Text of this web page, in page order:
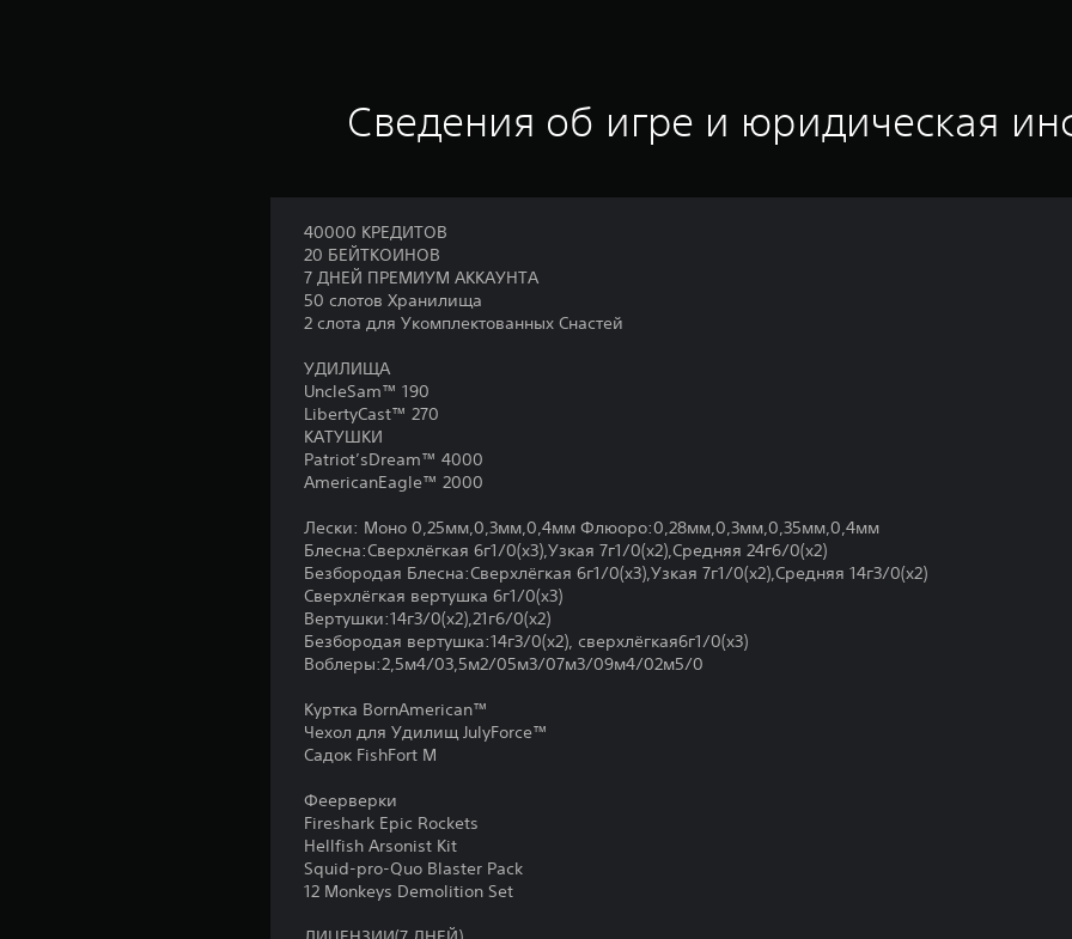
Сведения об игре и юридическая
40000 КРЕДИТОВ
20 БЕЙТКОИНОВ
7 ДНЕЙ ПРЕМИУМ АККАУНТА
50 слотов Хранилища
2 слота для Укомплектованных Снастей
УДИЛИЩА
UncleSam™ 190
LibertyCast™ 270
КАТУШКИ
Patriot’sDream™ 4000
AmericanEagle™ 2000
Лески: Моно 0,25мм,0,3мм,0,4мм Флюоро:0,28мм,0,3мм,0,35мм,0,4мм
Блесна:Сверхлёгкая 6г1/0(x3),Узкая 7г1/0(x2),Средняя 24г6/0(x2)
Безбородая Блесна:Сверхлёгкая 6г1/0(x3),Узкая 7г1/0(x2),Средняя 14г3/0(x2)
Сверхлёгкая вертушка 6г1/0(x3)
Вертушки:14г3/0(x2),21г6/0(x2)
Безбородая вертушка:14г3/0(x2), сверхлёгкая6г1/0(x3)
Воблеры:2,5м4/03,5м2/05м3/07м3/09м4/02м5/0
Куртка BornAmerican™
Чехол для Удилищ JulyForce™
Садок FishFort M
Феерверки
Fireshark Epic Rockets
Hellfish Arsonist Kit
Squid-pro-Quo Blaster Pack
12 Monkeys Demolition Set